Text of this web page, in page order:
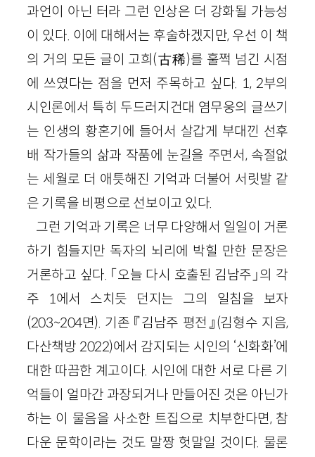
과언이 아닌 터라 그런 인상은 더 강화될 가능성
이 있다. 이에 대해서는 후술하겠지만, 우선 이 책
의 거의 모든 글이 고희(古稀)를 훌쩍 넘긴 시점
에 쓰였다는 점을 먼저 주목하고 싶다. 1, 2부의
시인론에서 특히 두드러지건대 염무웅의 글쓰기
는 인생의 황혼기에 들어서 살갑게 부대낀 선후
배 작가들의 삶과 작품에 눈길을 주면서, 속절없
는 세월로 더 애틋해진 기억과 더불어 서릿발 같
은 기록을 비평으로 선보이고 있다.
그런 기억과 기록은 너무 다양해서 일일이 거론
하기 힘들지만 독자의 뇌리에 박힐 만한 문장은
거론하고 싶다. 「오늘 다시 호출된 김남주」의 각
주 1에서 스치듯 던지는 그의 일침을 보자
(203~204면). 기존 『김남주 평전』(김형수 지음,
다산책방 2022)에서 감지되는 시인의 ‘신화화’에
대한 따끔한 계고이다. 시인에 대한 서로 다른 기
억들이 얼마간 과장되거나 만들어진 것은 아닌가
하는 이 물음을 사소한 트집으로 치부한다면, 참
다운 문학이라는 것도 말짱 헛말일 것이다. 물론